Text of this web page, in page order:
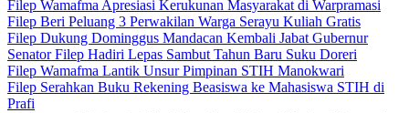
Filep Wamafma Apresiasi Kerukunan Masyarakat di Warpramasi
Filep Beri Peluang 3 Perwakilan Warga Serayu Kuliah Gratis
Filep Dukung Dominggus Mandacan Kembali Jabat Gubernur
Senator Filep Hadiri Lepas Sambut Tahun Baru Suku Doreri
Filep Wamafma Lantik Unsur Pimpinan STIH Manokwari
Filep Serahkan Buku Rekening Beasiswa ke Mahasiswa STIH di
Prafi